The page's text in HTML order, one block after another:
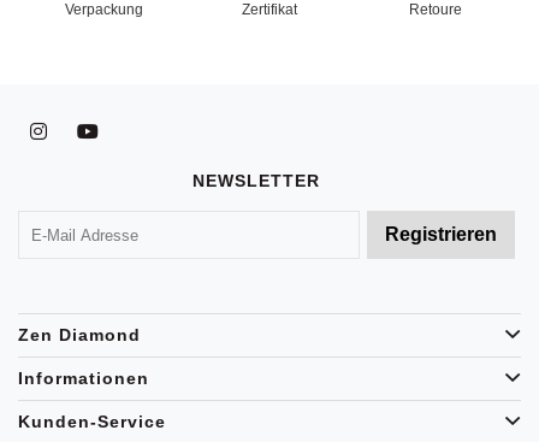
Verpackung
Zertifikat
Retoure
NEWSLETTER
Zen Diamond
Informationen
Kunden-Service